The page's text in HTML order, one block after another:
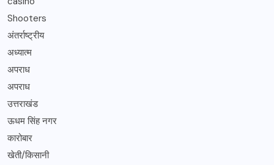
Shooters
अंतर्राष्ट्रीय
अध्यात्म
अपराध
अपराध
उत्तराखंड
ऊधम सिंह नगर
कारोबार
खेती/किसानी